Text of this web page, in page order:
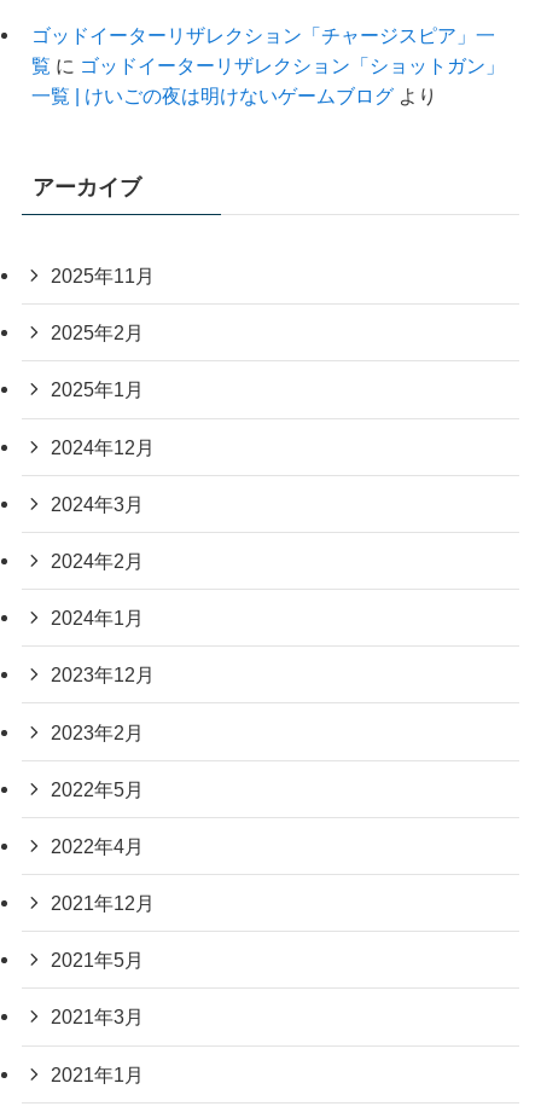
ゴッドイーターリザレクション「チャージスピア」一
覧 に ゴッドイーターリザレクション「ショットガン」
一覧 | けいごの夜は明けないゲームブログより
アーカイブ
2025年11月
2025年2月
2025年1月
2024年12月
2024年3月
2024年2月
2024年1月
2023年12月
2023年2月
2022年5月
2022年4月
2021年12月
2021年5月
2021年3月
2021年1月